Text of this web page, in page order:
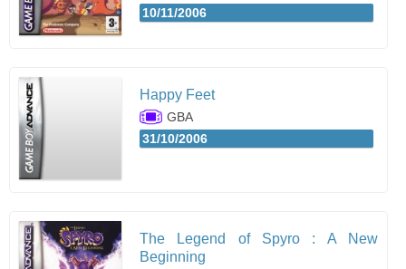
10/11/2006
Happy Feet
GBA
31/10/2006
The Legend of Spyro : A New
Beginning